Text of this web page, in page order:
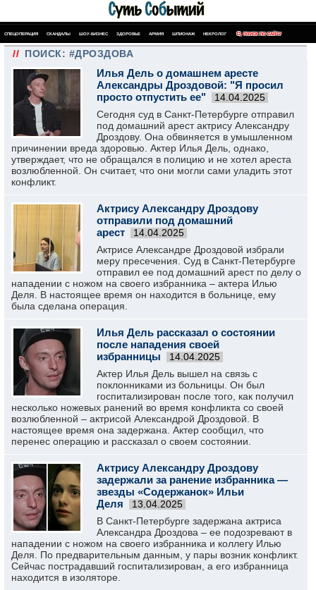
СПЕЦОПЕРАЦИЯ СКАНДАЛЫ ШОУ-БИЗНЕС ЗДОРОВЬЕ АРМИЯ ШПИОНАЖ НЕКРОЛОГ ПОИСК ПО САЙТУ
// ПОИСК: #ДРОЗДОВА
Илья Дель о домашнем аресте
Александры Дроздовой: "Я просил
просто отпустить ее"
14.04.2025
Сегодня суд в Санкт-Петербурге отправил
под домашний арест актрису Александру
Дроздову. Она обвиняется в умышленном
причинении вреда здоровью. Актер Илья Дель, однако,
утверждает, что не обращался в полицию и не хотел ареста
возлюбленной. Он считает, что они могли сами уладить этот
конфликт.
Актрису Александру Дроздову
отправили под домашний
арест
14.04.2025
Актрисе Александре Дроздовой избрали
меру пресечения. Суд в Санкт-Петербурге
отправил ее под домашний арест по делу о
нападении с ножом на своего избранника – актера Илью
Деля. В настоящее время он находится в больнице, ему
была сделана операция.
Илья Дель рассказал о состоянии
после нападения своей
избранницы
14.04.2025
Актер Илья Дель вышел на связь с
поклонниками из больницы. Он был
госпитализирован после того, как получил
несколько ножевых ранений во время конфликта со своей
возлюбленной – актрисой Александрой Дроздовой. В
настоящее время она задержана. Актер сообщил, что
перенес операцию и рассказал о своем состоянии.
Актрису Александру Дроздову
задержали за ранение избранника —
звезды «Содержанок» Ильи
Деля
13.04.2025
В Санкт-Петербурге задержана актриса
Александра Дроздова – ее подозревают в
нападении с ножом на своего избранника и коллегу Илью
Деля. По предварительным данным, у пары возник конфликт.
Сейчас пострадавший госпитализирован, а его избранница
находится в изоляторе.